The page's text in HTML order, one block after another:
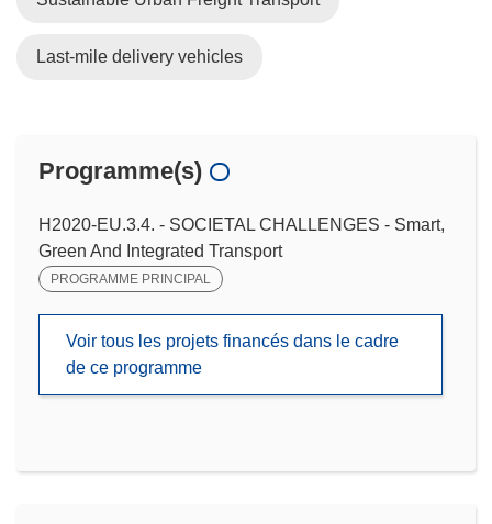
Last-mile delivery vehicles
Programme(s)
H2020-EU.3.4. - SOCIETAL CHALLENGES - Smart,
Green And Integrated Transport
PROGRAMME PRINCIPAL
Voir tous les projets financés dans le cadre
de ce programme